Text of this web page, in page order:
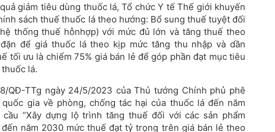
giảm tiêu dùng thuốc lá, Tổ chức Y tế Thế giới khuyến
sách thuế thuốc lá theo hướng: Bổ sung thuế tuyệt đối
thống thuế hỗnhợp) với mức đủ lớn và tăng thuế theo
để giá thuốc lá theo kịp mức tăng thu nhập và dần
tối ưu là chiếm 75% giá bán lẻ để góp phần đạt mục tiêu
lá.
QĐ-TTg ngày 24/5/2023 của Thủ tướng Chính phủ phê
gia về phòng, chống tác hại của thuốc lá đến năm
“Xây dựng lộ trình tăng thuế đối với các sản phẩm
năm 2030 mức thuế đạt tỷ trọng trên giá bán lẻ theo